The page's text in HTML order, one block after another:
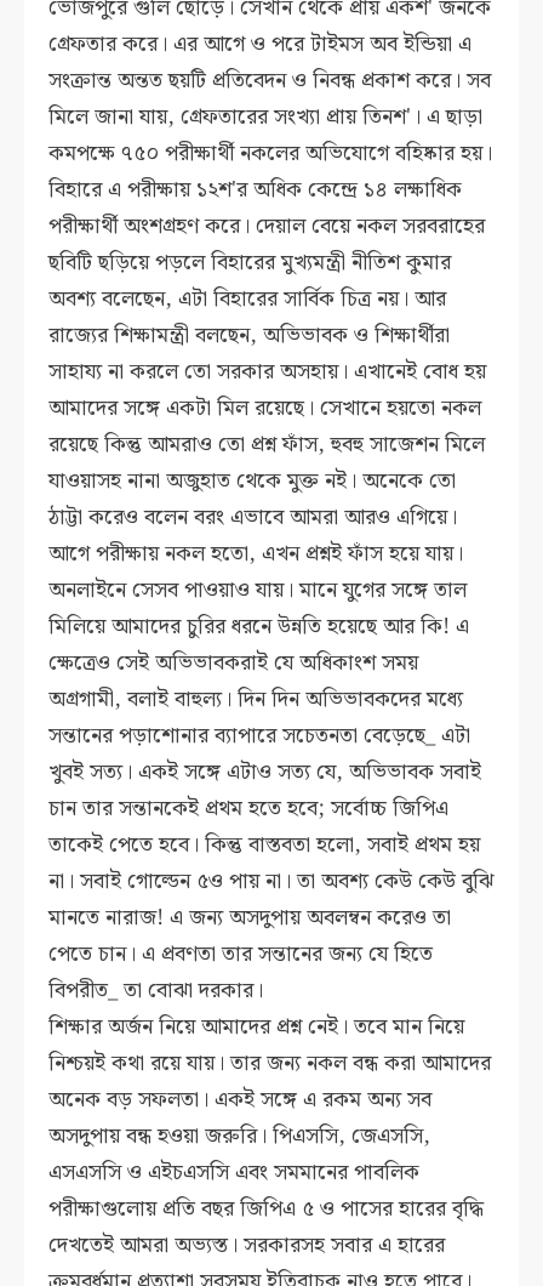
ভোজপুরে গুলি ছোড়ে। সেখান থেকে প্রায় একশ' জনকে
গ্রেফতার করে। এর আগে ও পরে টাইমস অব ইন্ডিয়া এ
সংক্রান্ত অন্তত ছয়টি প্রতিবেদন ও নিবন্ধ প্রকাশ করে। সব
মিলে জানা যায়, গ্রেফতারের সংখ্যা প্রায় তিনশ'। এ ছাড়া
কমপক্ষে ৭৫০ পরীক্ষার্থী নকলের অভিযোগে বহিষ্কার হয়।
বিহারে এ পরীক্ষায় ১২শ'র অধিক কেন্দ্রে ১৪ লক্ষাধিক
পরীক্ষার্থী অংশগ্রহণ করে। দেয়াল বেয়ে নকল সরবরাহের
ছবিটি ছড়িয়ে পড়লে বিহারের মুখ্যমন্ত্রী নীতিশ কুমার
অবশ্য বলেছেন, এটা বিহারের সার্বিক চিত্র নয়। আর
রাজ্যের শিক্ষামন্ত্রী বলছেন, অভিভাবক ও শিক্ষার্থীরা
সাহায্য না করলে তো সরকার অসহায়। এখানেই বোধ হয়
আমাদের সঙ্গে একটা মিল রয়েছে। সেখানে হয়তো নকল
রয়েছে কিন্তু আমরাও তো প্রশ্ন ফাঁস, হুবহু সাজেশন মিলে
যাওয়াসহ নানা অজুহাত থেকে মুক্ত নই। অনেকে তো
ঠাট্টা করেও বলেন বরং এভাবে আমরা আরও এগিয়ে।
আগে পরীক্ষায় নকল হতো, এখন প্রশ্নই ফাঁস হয়ে যায়।
অনলাইনে সেসব পাওয়াও যায়। মানে যুগের সঙ্গে তাল
মিলিয়ে আমাদের চুরির ধরনে উন্নতি হয়েছে আর কি! এ
ক্ষেত্রেও সেই অভিভাবকরাই যে অধিকাংশ সময়
অগ্রগামী, বলাই বাহুল্য। দিন দিন অভিভাবকদের মধ্যে
সন্তানের পড়াশোনার ব্যাপারে সচেতনতা বেড়েছে_ এটা
খুবই সত্য। একই সঙ্গে এটাও সত্য যে, অভিভাবক সবাই
চান তার সন্তানকেই প্রথম হতে হবে; সর্বোচ্চ জিপিএ
তাকেই পেতে হবে। কিন্তু বাস্তবতা হলো, সবাই প্রথম হয়
না। সবাই গোল্ডেন ৫ও পায় না। তা অবশ্য কেউ কেউ বুঝি
মানতে নারাজ! এ জন্য অসদুপায় অবলম্বন করেও তা
পেতে চান। এ প্রবণতা তার সন্তানের জন্য যে হিতে
বিপরীত_ তা বোঝা দরকার।
শিক্ষার অর্জন নিয়ে আমাদের প্রশ্ন নেই। তবে মান নিয়ে
নিশ্চয়ই কথা রয়ে যায়। তার জন্য নকল বন্ধ করা আমাদের
অনেক বড় সফলতা। একই সঙ্গে এ রকম অন্য সব
অসদুপায় বন্ধ হওয়া জরুরি। পিএসসি, জেএসসি,
এসএসসি ও এইচএসসি এবং সমমানের পাবলিক
পরীক্ষাগুলোয় প্রতি বছর জিপিএ ৫ ও পাসের হারের বৃদ্ধি
দেখতেই আমরা অভ্যস্ত। সরকারসহ সবার এ হারের